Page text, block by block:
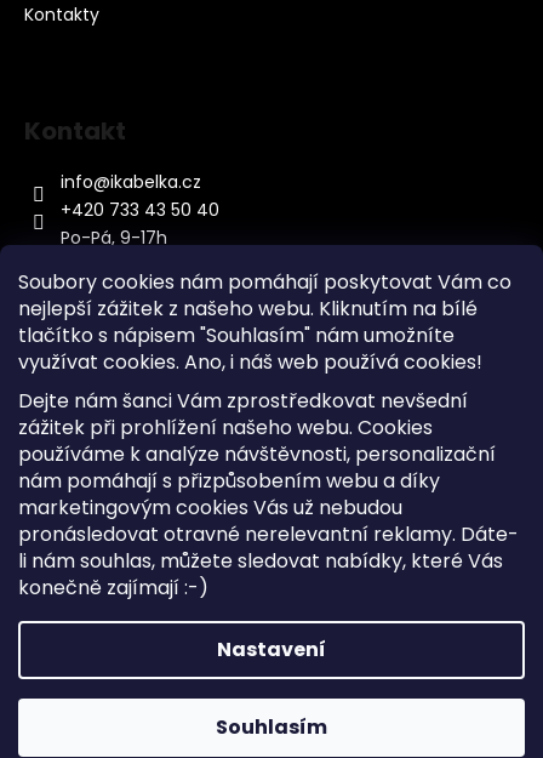
Soubory cookies nám pomáhají poskytovat Vám co
nejlepší zážitek z našeho webu. Kliknutím na bílé
tlačítko s nápisem "Souhlasím" nám umožníte
využívat cookies. Ano, i náš web používá cookies!
Dejte nám šanci Vám zprostředkovat nevšední
zážitek při prohlížení našeho webu. Cookies
používáme k analýze návštěvnosti, personalizační
nám pomáhají s přizpůsobením webu a díky
marketingovým cookies Vás už nebudou
pronásledovat otravné nerelevantní reklamy. Dáte-
li nám souhlas, můžete sledovat nabídky, které Vás
konečně zajímají :-)
Nastavení
Souhlasím
Kontakty
Kontakt
info@ikabelka.cz
+420 733 43 50 40
Po-Pá, 9-17h
Kontakt
Sitemap
Doprava a Platba
Reklamace Zboží
Obchodní podmínky
iKabelka.cz. Všechna práva vyhrazena.
Upravit nastavení cookies